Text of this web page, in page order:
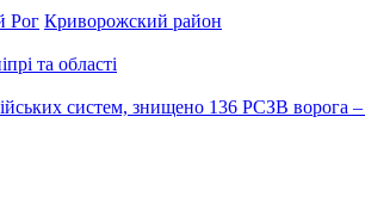
Рог Криворожский район
та області
систем, знищено 136 РСЗВ ворога